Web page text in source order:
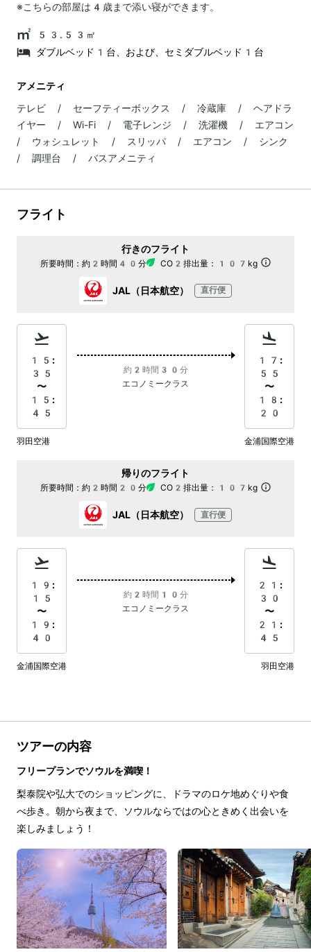
※こちらの部屋は4歳まで添い寝ができます。
53.53㎡
ダブルベッド1台、および、セミダブルベッド1台
アメニティ
テレビ / セーフティーボックス / 冷蔵庫 / ヘアドラ
イヤー / Wi-Fi / 電子レンジ / 洗濯機 / エアコン
/ ウォシュレット / スリッパ / エアコン / シンク
/ 調理台 / バスアメニティ
フライト
行きのフライト
所要時間： 約2時間40分 CO2排出量： 107kg
JAL（日本航空） 直行便
15:
35
〜
15:
45
約2時間30分
エコノミークラス
17:
55
〜
18:
20
羽田空港 金浦国際空港
帰りのフライト
所要時間： 約2時間20分 CO2排出量： 107kg
JAL（日本航空） 直行便
19:
15
〜
19:
40
約2時間10分
エコノミークラス
21:
30
〜
21:
45
金浦国際空港 羽田空港
ツアーの内容
フリープランでソウルを満喫！
梨泰院や弘大でのショッピングに、ドラマのロケ地めぐりや食
べ歩き。朝から夜まで、ソウルならではの心ときめく出会いを
楽しみましょう！